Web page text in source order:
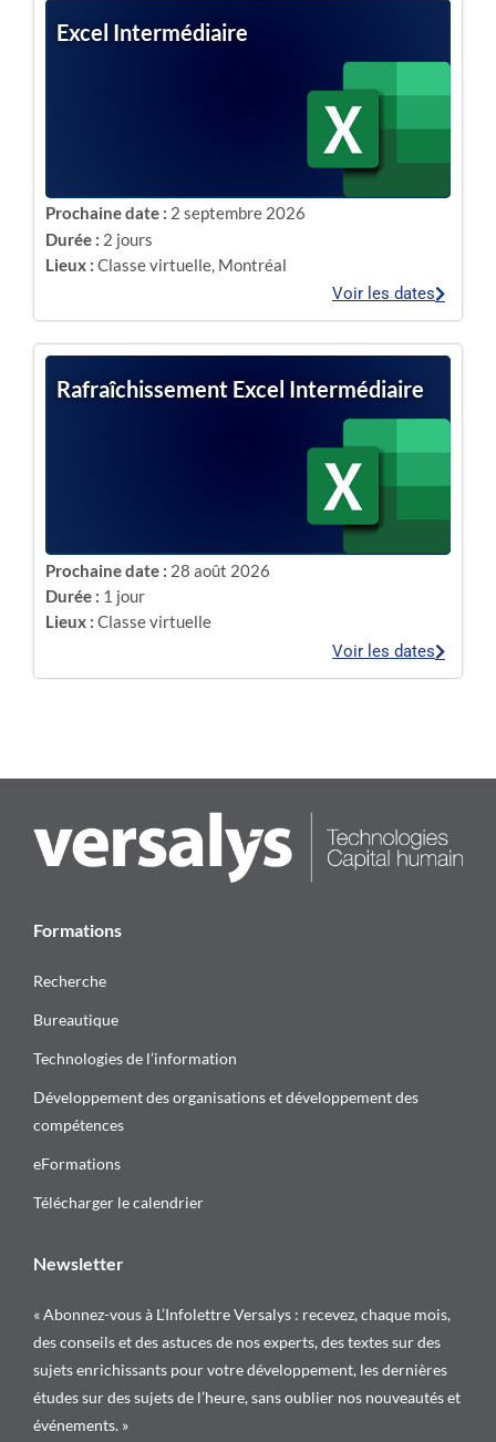
Excel Intermédiaire
Prochaine date : 2 septembre 2026
Durée : 2 jours
Lieux : Classe virtuelle, Montréal
Voir les dates
Rafraîchissement Excel Intermédiaire
Prochaine date : 28 août 2026
Durée : 1 jour
Lieux : Classe virtuelle
Voir les dates
Formations
Recherche
Bureautique
Technologies de l’information
Développement des organisations et développement des
compétences
eFormations
Télécharger le calendrier
Newsletter
« Abonnez-vous à L’Infolettre Versalys : recevez, chaque mois,
des conseils et des astuces de nos experts, des textes sur des
sujets enrichissants pour votre développement, les dernières
études sur des sujets de l’heure, sans oublier nos nouveautés et
événements. »